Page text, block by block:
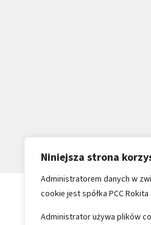
Niniejsza strona
Administratorem danych w
cookie jest spółka PCC Rokita
Administrator używa plików